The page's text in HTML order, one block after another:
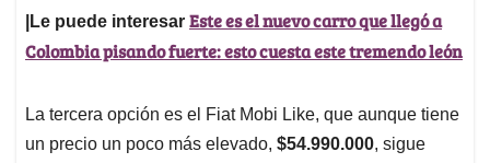
|Le puede interesar Este es el nuevo carro que llegó a
Colombia pisando fuerte: esto cuesta este tremendo león
La tercera opción es el Fiat Mobi Like, que aunque tiene
un precio un poco más elevado, $54.990.000, sigue